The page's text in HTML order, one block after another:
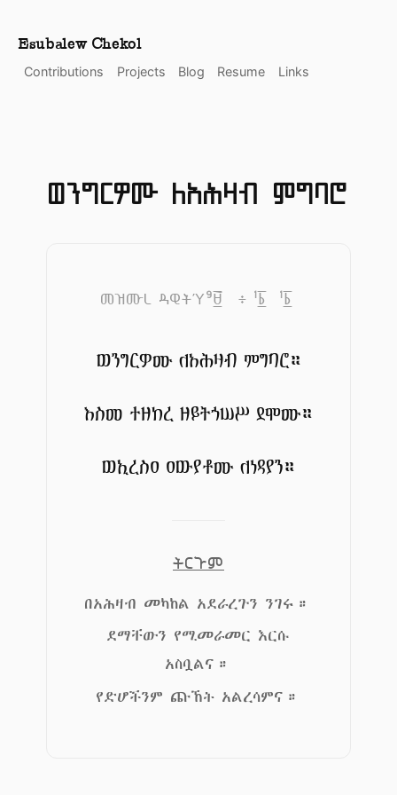
Esubalew Chekol
Contributions
Projects Blog Resume Links
ወንግርዎሙ ለአሕዛብ ምግባሮ
መዝሙረ ዳዊትΎ9፱ ፥ 1፩ 1፩
ወንግርዎሙ ለአሕዛብ ምግባሮ።
እስመ ተዘከረ ዘይትኀሠሥ ደሞሙ።
ወኢረስዐ ዐውያቶሙ ለነዳያን።
ትርጉም
በአሕዛብ መካከል አደራረጉን ንገሩ።
ደማቸውን የሚመራመር እርሱ
አስቧልና።
የድሆችንም ጩኸት አልረሳምና።